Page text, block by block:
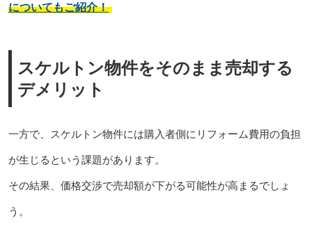
についてもご紹介！
スケルトン物件をそのまま売却する
デメリット
一方で、スケルトン物件には購入者側にリフォーム費用の負担
が生じるという課題があります。
その結果、価格交渉で売却額が下がる可能性が高まるでしょ
う。